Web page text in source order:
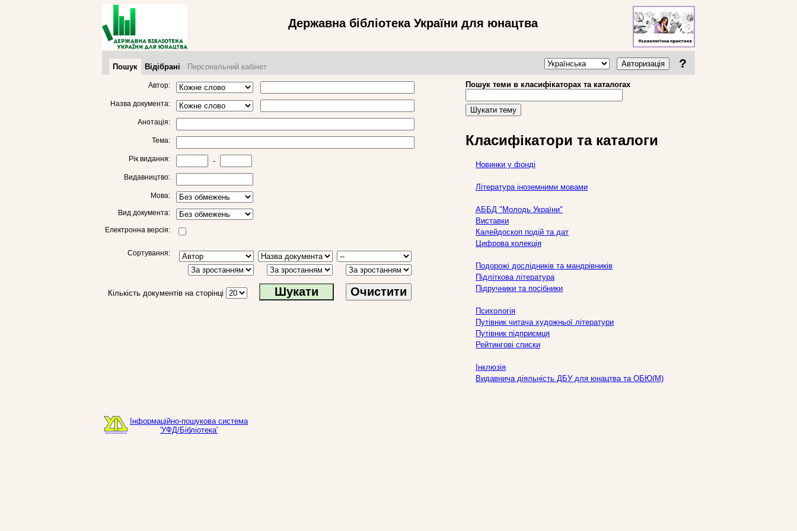
Державна бібліотека України для юнацтва
Пошук Відібрані Персональний кабінет Авторизація ?
Автор:
Назва документа:
Анотація:
Тема:
Рік видання: -
Видавництво:
Мова:
Вид документа:
Електронна версія:
Сортування:
Кількість документів на сторінці Очистити
Пошук теми в класифікаторах та каталогах
Шукати тему
Класифікатори та каталоги
Новинки у фонді
Література іноземними мовами
АББД "Молодь України"
Виставки
Калейдоскоп подій та дат
Цифрова колекція
Подорожі дослідників та мандрівників
Підліткова література
Підручники та посібники
Психологія
Путівник читача художньої літератури
Путівник підприємця
Рейтингові списки
Інклюзія
Видавнича діяльність ДБУ для юнацтва та ОБЮ(М)
Інформаційно-пошукова система
'УФД/Бібліотека'